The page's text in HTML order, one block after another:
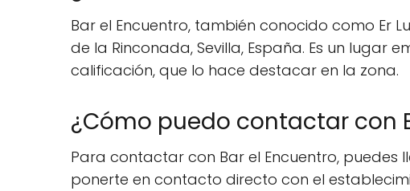
Bar el Encuentro, también conocido como Er
de la Rinconada, Sevilla, España. Es un
calificación, que lo hace destacar en la zona.
¿Cómo puedo contactar con
Para contactar con Bar el Encuentro,
ponerte en contacto directo con el